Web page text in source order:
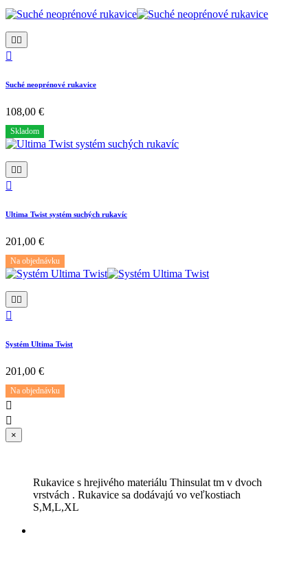
 

Suché neoprénové rukavice
108,00 €
Skladom


Ultima Twist systém suchých rukavíc
201,00 €
Na objednávku


Systém Ultima Twist
201,00 €
Na objednávku


×
Rukavice s hrejivého materiálu Thinsulat tm v dvoch
vrstvách . Rukavice sa dodávajú vo veľkostiach
S,M,L,XL